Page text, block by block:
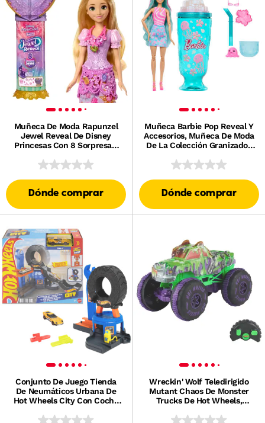
Muñeca De Moda Rapunzel
Jewel Reveal De Disney
Princesas Con 8 Sorpresas,
10 Accesorios
Dónde comprar
Muñeca Barbie Pop Reveal Y
Accesorios, Muñeca De Moda
De La Colección Granizados
Cambio De Color
Dónde comprar
Conjunto De Juego Tienda
De Neumáticos Urbana De
Hot Wheels City Con Coche
Speed Snap Compatible
Wreckin' Wolf Teledirigido
Mutant Chaos De Monster
Trucks De Hot Wheels,
Con Batería